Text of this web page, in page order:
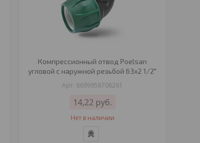
Компрессионный отвод Poelsan
угловой с наружной резьбой 63х2 1/2"
8699958708261
14,22 руб.
Нет в наличии